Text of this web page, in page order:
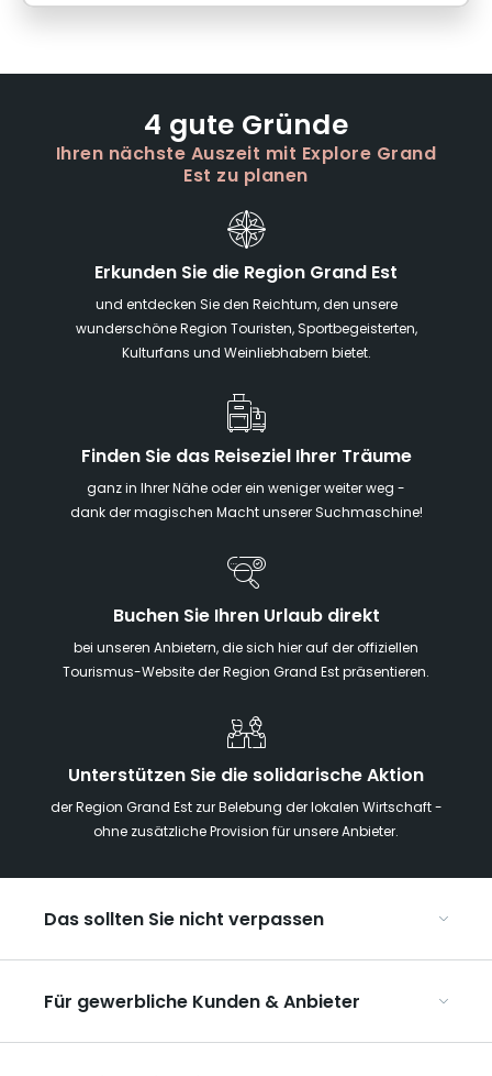
4 gute Gründe
Ihren nächste Auszeit mit Explore Grand
Est zu planen
Erkunden Sie die Region Grand Est
und entdecken Sie den Reichtum, den unsere
wunderschöne Region Touristen, Sportbegeisterten,
Kulturfans und Weinliebhabern bietet.
Finden Sie das Reiseziel Ihrer Träume
ganz in Ihrer Nähe oder ein weniger weiter weg -
dank der magischen Macht unserer Suchmaschine!
Buchen Sie Ihren Urlaub direkt
bei unseren Anbietern, die sich hier auf der offiziellen
Tourismus-Website der Region Grand Est präsentieren.
Unterstützen Sie die solidarische Aktion
der Region Grand Est zur Belebung der lokalen Wirtschaft -
ohne zusätzliche Provision für unsere Anbieter.
Das sollten Sie nicht verpassen
Die Weihnachtsmärkte im Grand Est
Ribeauvillé, zwischen Weinbergen und Bergen
Für gewerbliche Kunden & Anbieter